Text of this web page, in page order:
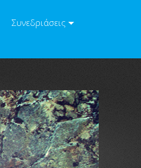
Συνεδριάσεις